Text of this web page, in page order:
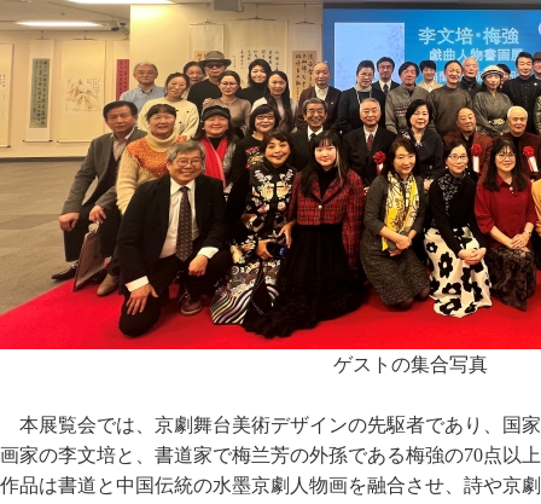
ゲストの集合写真
本展覧会では、京劇舞台美術デザインの先駆者であり、国
画家の李文培と、書道家で梅兰芳の外孫である梅強の70点以
作品は書道と中国伝統の水墨京劇人物画を融合させ、詩や京